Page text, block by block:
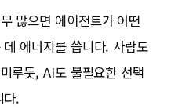
많으면 에이전트가 어떤
에너지를 씁니다. 사람도
루듯, AI도 불필요한 선택
다.